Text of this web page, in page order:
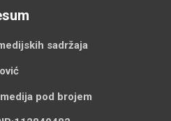
sadržaja
pod brojem